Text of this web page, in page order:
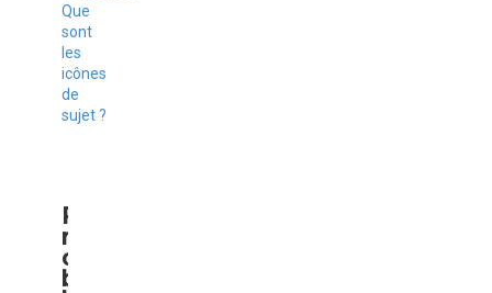
Que
sont
les
icônes
de
sujet ?
P
r
o
b